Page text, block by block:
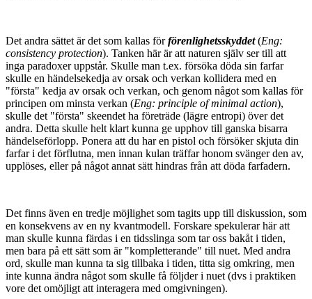
Det andra sättet är det som kallas förförenlighetsskyddet(Eng:
consistency protection). Tanken här är att naturen själv ser till att
inga paradoxer uppstår. Skulle man t.ex. försöka döda sin farfar
skulle en händelsekedja av orsak och verkan kollidera med en
"första" kedja av orsak och verkan, och genom något som kallas för
principen om minsta verkan (Eng: principle of minimal action),
skulle det "första" skeendet ha företräde (lägre entropi) över det
andra. Detta skulle helt klart kunna ge upphov till ganska bisarra
händelseförlopp. Ponera att du har en pistol och försöker skjuta din
farfar i det förflutna, men innan kulan träffar honom svänger den av,
upplöses, eller på något annat sätt hindras från att döda farfadern.
Det finns även en tredje möjlighet som tagits upp till diskussion, som
en konsekvens av en ny kvantmodell. Forskare spekulerar här att
man skulle kunna färdas i en tidsslinga som tar oss bakåt i tiden,
men bara på ett sätt som är "kompletterande" till nuet. Med andra
ord, skulle man kunna ta sig tillbaka i tiden, titta sig omkring, men
inte kunna ändra något som skulle få följder i nuet (dvs i praktiken
vore det omöjligt att interagera med omgivningen).